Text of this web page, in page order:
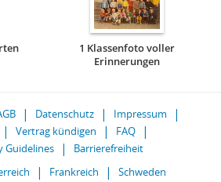
1 Klassenfoto voller
Erinnerungen
Datenschutz
Impressum
Vertrag kündigen
FAQ
Guidelines
Barrierefreiheit
Frankreich Schweden